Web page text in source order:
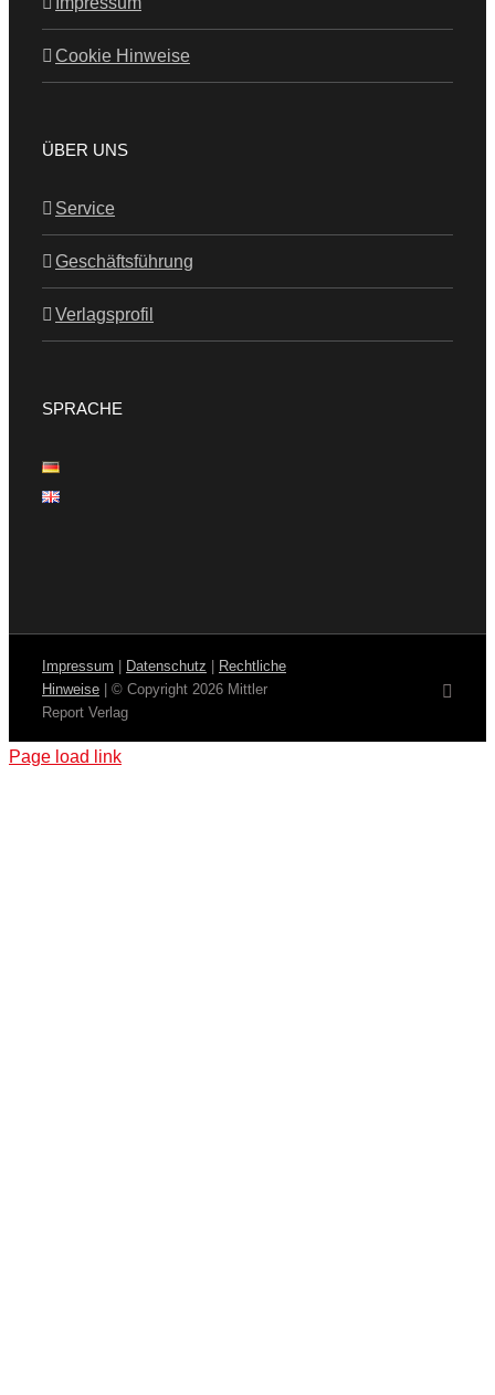
Cookie Hinweise
ÜBER UNS
Service
Geschäftsführung
Verlagsprofil
SPRACHE
Impressum Datenschutz
Rechtliche
Hinweise | © Copyright 2026 Mittler
Report Verlag
Page load link